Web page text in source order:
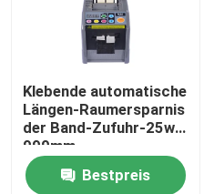
Klebende automatische
Längen-Raumersparnis
der Band-Zufuhr-25w
999mm
Bestpreis